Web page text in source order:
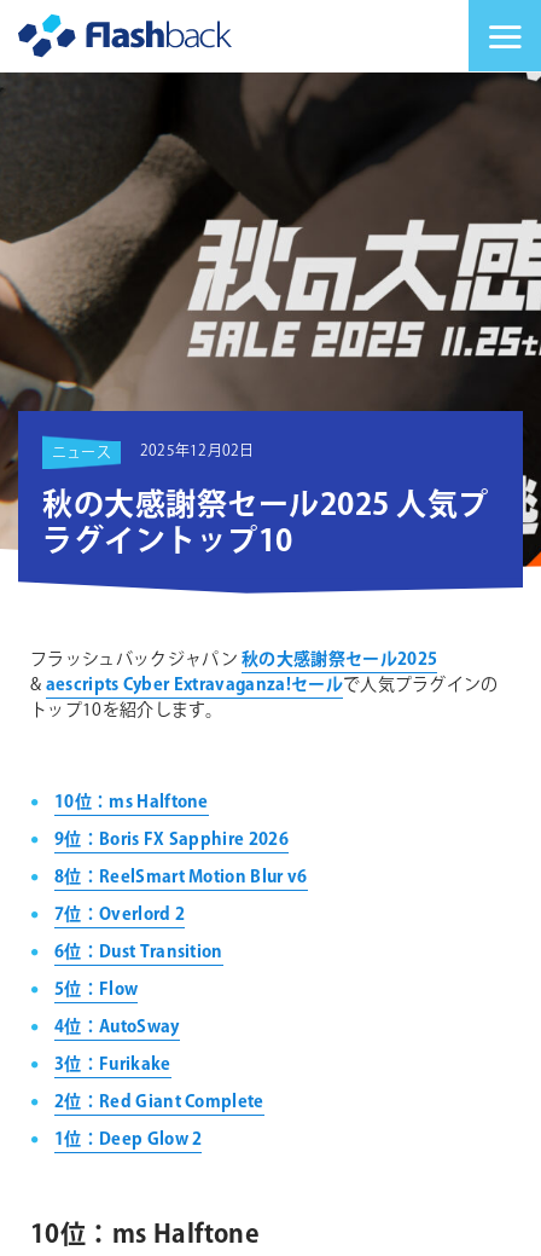
ニュース 2025年12月02日
秋の大感謝祭セール2025 人気プ
ラグイントップ10
フラッシュバックジャパン秋の大感謝祭セール2025
& aescripts Cyber Extravaganza!セールで人気プラグインの
トップ10を紹介します。
10位：ms Halftone
9位：Boris FX Sapphire 2026
8位：ReelSmart Motion Blur v6
7位：Overlord 2
6位：Dust Transition
5位：Flow
4位：AutoSway
3位：Furikake
2位：Red Giant Complete
1位：Deep Glow 2
10位：ms Halftone